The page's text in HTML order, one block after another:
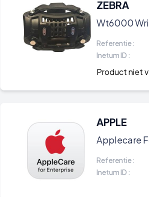
ZEBRA
Wt6000
Referentie :
Inetum ID :
Product niet
APPLE
Applecare
Referentie :
Inetum ID :